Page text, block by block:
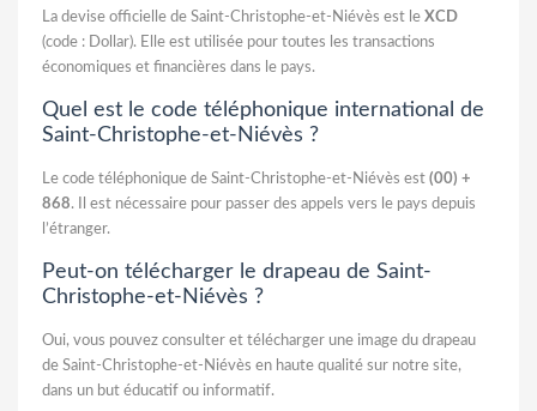
La devise officielle de Saint-Christophe-et-Niévès est le XCD
(code : Dollar). Elle est utilisée pour toutes les transactions
économiques et financières dans le pays.
Quel est le code téléphonique international de
Saint-Christophe-et-Niévès ?
Le code téléphonique de Saint-Christophe-et-Niévès est (00) +
868. Il est nécessaire pour passer des appels vers le pays depuis
l’étranger.
Peut-on télécharger le drapeau de Saint-
Christophe-et-Niévès ?
Oui, vous pouvez consulter et télécharger une image du drapeau
de Saint-Christophe-et-Niévès en haute qualité sur notre site,
dans un but éducatif ou informatif.